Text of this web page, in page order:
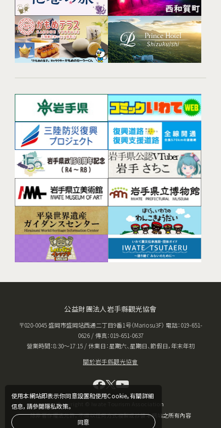
使用本網站即表示你同意設置和使用Cookie。有關詳細
信息，請參閱隱私政策。
同意
公益財團法人岩手縣觀光協會
〒020-0045 盛岡市盛岡站西通二丁目9番1号（Mariosu3F） 電話：019-651-
0626 / 傳真：019-651-0637
營業時間：8:30〜17:15 / 休業日：星期六、星期日、節假日，年末年初
關於岩手縣觀光協會
Copyright © Iwate Tourism Association
除非著作權法允許，不得以任何方式複製或抄襲本網站之所有內容